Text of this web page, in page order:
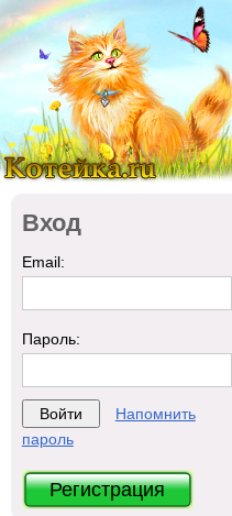
Вход
Email:
Пароль:
Напомнить
пароль
Регистрация